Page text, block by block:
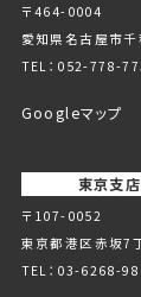
〒464-0004
愛知県名古屋市
TEL： 052-778-
Googleマップ
東京支店
〒107-0052
東京都港区赤坂7
TEL： 03-6268-